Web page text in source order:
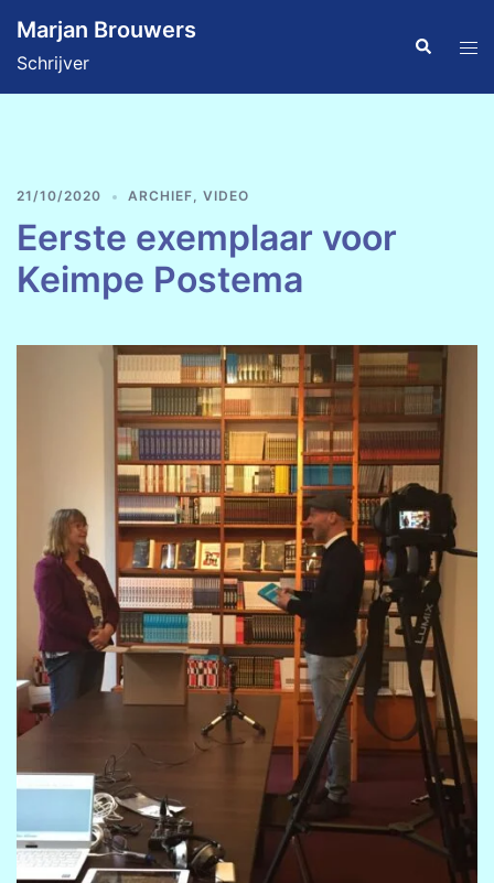
naar
de
inhoud
Marjan Brouwers
Schrijver
Zoeken
21/10/2020 ARCHIEF, VIDEO
Eerste exemplaar voor
Keimpe Postema